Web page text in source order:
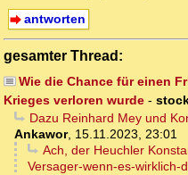
antworten
gesamter Thread:
Wie die Chance für einen
Krieges verloren wurde -
Dazu Reinhard Mey und
Ankawor, 15.11.2023, 23:01
Ach, der Heuchler
Versager-wenn-es-wirklich-